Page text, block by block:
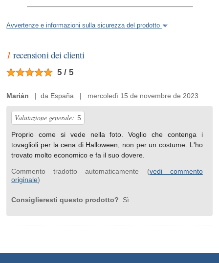
Avvertenze e informazioni sulla sicurezza del prodotto
1 recensioni dei clienti
5 / 5
Marián | da España | mercoledì 15 de novembre de 2023
Valutazione generale: 5
Proprio come si vede nella foto. Voglio che contenga i
tovaglioli per la cena di Halloween, non per un costume. L'ho
trovato molto economico e fa il suo dovere.
Commento tradotto automaticamente (vedi commento
originale)
Consiglieresti questo prodotto? Sì